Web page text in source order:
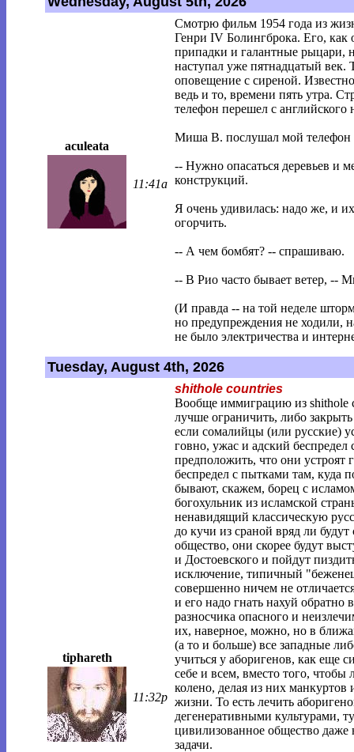
aculeata
11:41a
Смотрю фильм 1954 года из
Генри IV Болингброка. Его, как
припадки и галантные рыцари,
наступал уже пятнадцатый век.
оповещение с сиреной.
ведь и то, времени пять утра.
телефон перешел с английского
Миша В. послушал мой телефон
-- Нужно опасаться деревьев и
конструкций.
Я очень удивилась: надо же, и
огорчить.
-- А чем бомбят? -- спрашиваю.
-- В Рио часто бывает ветер, --
(И правда -- на той неделе
но предупреждения не ходили,
не было электричества и
Tuesday, August 4th, 2026
tiphareth
11:32p
shithole countries
Вообще иммиграцию из shithole
лучше ограничить, либо
если сомалийцы (или русские)
говно, ужас и адский
предположить, что они устроят
беспредел с пытками там, куда
бывают, скажем, борец с
богохульник из исламской
ненавидящий классическую
до кучи из сраной вряд ли
общество, они скорее будут
и Достоевского и пойдут
исключение, типичный
совершенно ничем не
и его надо гнать нахуй обратно
разносчика опасного и
их, наверное, можно, но в
(а то и больше) все западные
учиться у аборигенов, как еще
себе и всем, вместо того, чтобы
колено, делая из них манкуртов
жизни. То есть лечить
дегенеративными культурами,
цивилизованное общество даже
задачи.